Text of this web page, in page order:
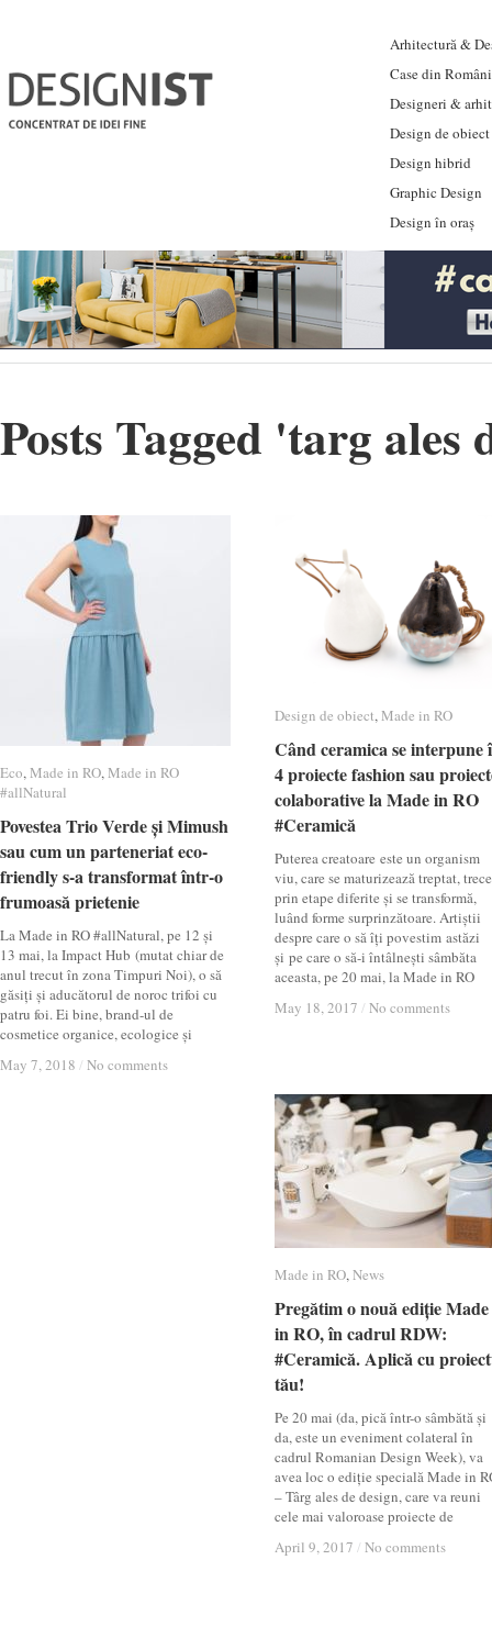
Arhitectură &
Case din
Designeri &
Design de obiect
Design hibrid
Graphic Design
Design în oraș
Posts Tagged 'targ ales
Eco,Made in RO,Made in RO
#allNatural
Povestea Trio Verde și Mimush
sau cum un parteneriat eco-
friendly s-a transformat într-o
frumoasă prietenie
La Made in RO #allNatural, pe 12 și
13 mai, la Impact Hub (mutat chiar de
anul trecut în zona Timpuri Noi), o să
găsiți și aducătorul de noroc trifoi cu
patru foi. Ei bine, brand-ul de
cosmetice organice, ecologice și
May 7, 2018 / No comments
Eco Made in RO Made in RO
#allNatural
Povestea Trio Verde și Mimush
sau cum un parteneriat eco-
friendly s-a transformat într-o
frumoasă prietenie
May 7, 2018 / No comments
Design de obiect,Made in RO
Când ceramica se interpune
4 proiecte fashion sau
colaborative la Made in RO
#Ceramică
Puterea creatoare este un organism
viu, care se maturizează treptat, trece
prin etape diferite și se transformă,
luând forme surprinzătoare. Artiștii
despre care o să îți povestim astăzi
și pe care o să-i întâlnești sâmbăta
aceasta, pe 20 mai, la Made in RO
May 18, 2017 / No comments
Design de obiect Made in RO
Când ceramica se interpune
4 proiecte fashion sau
colaborative la Made in RO
#Ceramică
May 18, 2017 / No comments
Made in RO,News
Pregătim o nouă ediție Made
in RO, în cadrul RDW:
#Ceramică. Aplică cu
tău!
Pe 20 mai (da, pică într-o sâmbătă și
da, este un eveniment colateral în
cadrul Romanian Design Week), va
avea loc o ediție specială Made in
– Târg ales de design, care va reuni
cele mai valoroase proiecte de
April 9, 2017 / No comments
Made in RO News
Pregătim o nouă ediție Made
in RO, în cadrul RDW:
#Ceramică. Aplică cu
tău!
April 9, 2017 / No comments